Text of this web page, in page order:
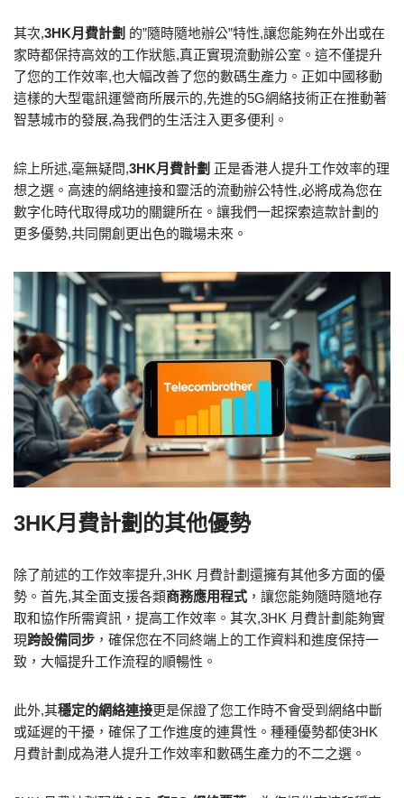
其次,3HK月費計劃 的”隨時隨地辦公”特性,讓您能夠在外出或在
家時都保持高效的工作狀態,真正實現流動辦公室。這不僅提升
了您的工作效率,也大幅改善了您的數碼生產力。正如中國移動
這樣的大型電訊運營商所展示的,先進的5G網絡技術正在推動著
智慧城市的發展,為我們的生活注入更多便利。
綜上所述,毫無疑問,3HK月費計劃 正是香港人提升工作效率的理
想之選。高速的網絡連接和靈活的流動辦公特性,必將成為您在
數字化時代取得成功的關鍵所在。讓我們一起探索這款計劃的
更多優勢,共同開創更出色的職場未來。
3HK月費計劃的其他優勢
除了前述的工作效率提升,3HK 月費計劃還擁有其他多方面的優
勢。首先,其全面支援各類商務應用程式 ，讓您能夠隨時隨地存
取和協作所需資訊，提高工作效率。其次,3HK 月費計劃能夠實
現跨設備同步 ，確保您在不同終端上的工作資料和進度保持一
致，大幅提升工作流程的順暢性。
此外,其穩定的網絡連接更是保證了您工作時不會受到網絡中斷
或延遲的干擾，確保了工作進度的連貫性。種種優勢都使3HK
月費計劃成為港人提升工作效率和數碼生產力的不二之選。